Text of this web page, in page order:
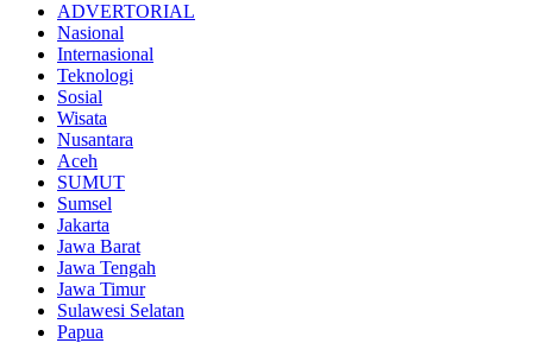
ADVERTORIAL
Nasional
Internasional
Teknologi
Sosial
Wisata
Nusantara
Aceh
SUMUT
Sumsel
Jakarta
Jawa Barat
Jawa Tengah
Jawa Timur
Sulawesi Selatan
Papua